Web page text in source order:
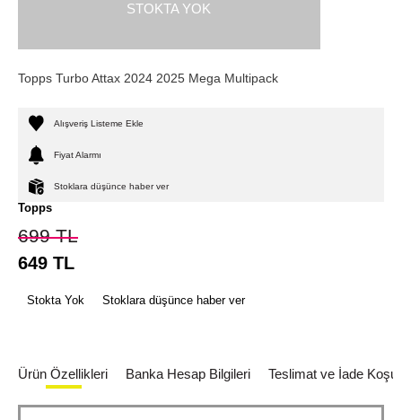
STOKTA YOK
Topps Turbo Attax 2024 2025 Mega Multipack
Alışveriş Listeme Ekle
Fiyat Alarmı
Stoklara düşünce haber ver
Topps
699TL
649 TL
Stokta Yok Stoklara düşünce haber ver
Ürün Özellikleri Banka Hesap Bilgileri Teslimat ve İade